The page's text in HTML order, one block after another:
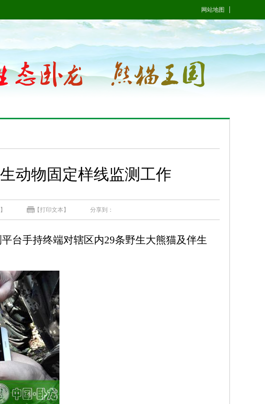
网站地图
动物固定样线监测工作
】 【打印文本】 分享到：
台手持终端对辖区内29条野生大熊猫及伴生